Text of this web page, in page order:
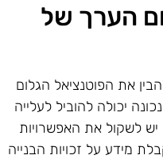
הערך של
את הפוטנציאל הגלום
יכולה להוביל לעלייה
לשקול את האפשרויות
מידע על זכויות הבנייה